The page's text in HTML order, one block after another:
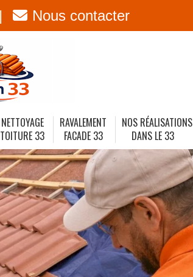
Nous contacter
NETTOYAGE
TOITURE 33
RAVALEMENT
FACADE 33
NOS RÉALISATIONS
DANS LE 33